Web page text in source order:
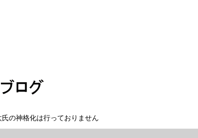
の神格化は行っておりません